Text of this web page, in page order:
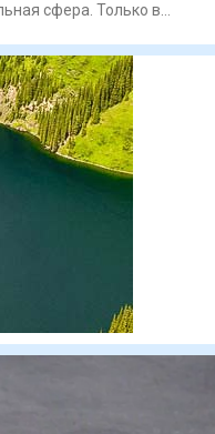
сфера. Только в